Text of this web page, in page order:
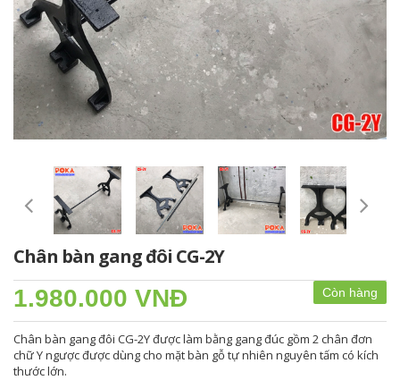
Chân bàn gang đôi CG-2Y
Còn hàng
1.980.000 VNĐ
Chân bàn gang đôi CG-2Y được làm bằng gang đúc gồm 2 chân đơn
chữ Y ngược được dùng cho mặt bàn gỗ tự nhiên nguyên tấm có kích
thước lớn.